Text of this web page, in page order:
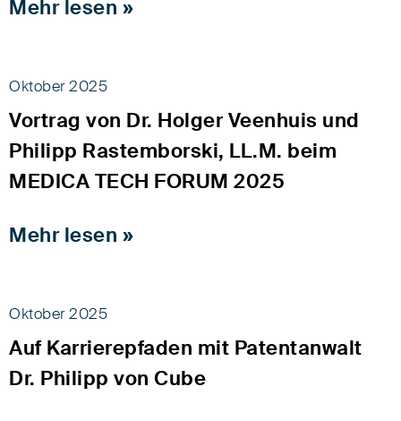
Mehr lesen »
Oktober 2025
Vortrag von Dr. Holger Veenhuis und
Philipp Rastemborski, LL.M. beim
MEDICA TECH FORUM 2025
Mehr lesen »
Oktober 2025
Auf Karrierepfaden mit Patentanwalt
Dr. Philipp von Cube